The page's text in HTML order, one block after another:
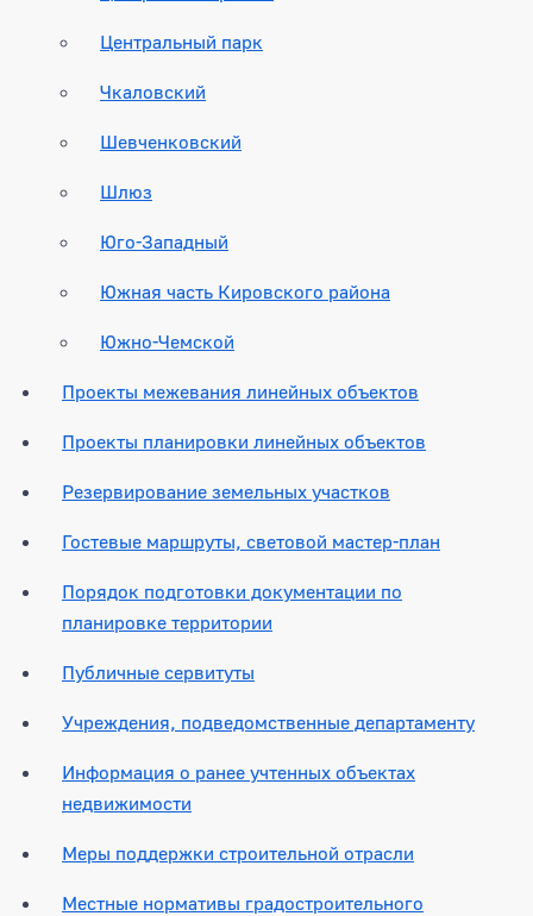
Центральный парк
Чкаловский
Шевченковский
Шлюз
Юго-Западный
Южная часть Кировского района
Южно-Чемской
Проекты межевания линейных объектов
Проекты планировки линейных объектов
Резервирование земельных участков
Гостевые маршруты, световой мастер-план
Порядок подготовки документации по
планировке территории
Публичные сервитуты
Учреждения, подведомственные департаменту
Информация о ранее учтенных объектах
недвижимости
Меры поддержки строительной отрасли
Местные нормативы градостроительного